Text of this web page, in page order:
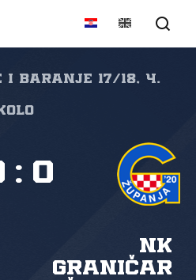
i Baranje 17/18, 4.
NK
Graničar
: 0